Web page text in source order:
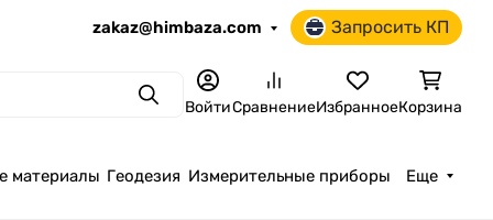
zakaz@himbaza.com Запросить КП
ПоискВойтиСравнениеИзбранноеКорзина
материалы Геодезия Измерительные приборы Еще